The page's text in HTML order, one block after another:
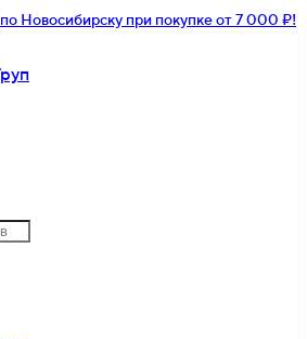
по Новосибирску при покупке от 7 000 ₽!